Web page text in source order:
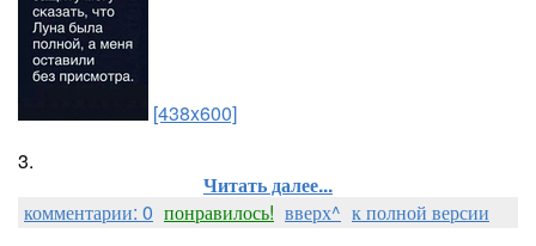
[438x600]
3.
Читать далее...
комментарии: 0 понравилось! вверх^ к полной версии